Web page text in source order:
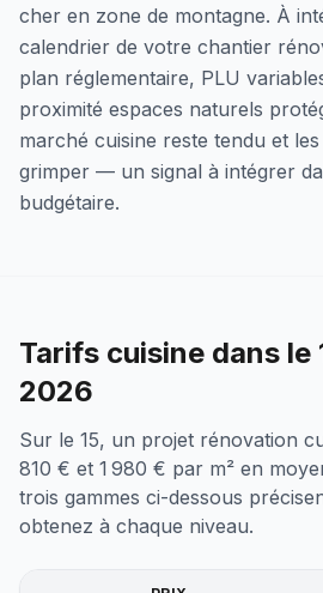
cher en zone de montagne. À
calendrier de votre chantier
plan réglementaire, PLU
proximité espaces naturels
marché cuisine reste tendu et
grimper — un signal à intégrer
budgétaire.
Tarifs cuisine dans le
2026
Sur le 15, un projet rénovation
810 € et 1 980 € par m² en
trois gammes ci-dessous
obtenez à chaque niveau.